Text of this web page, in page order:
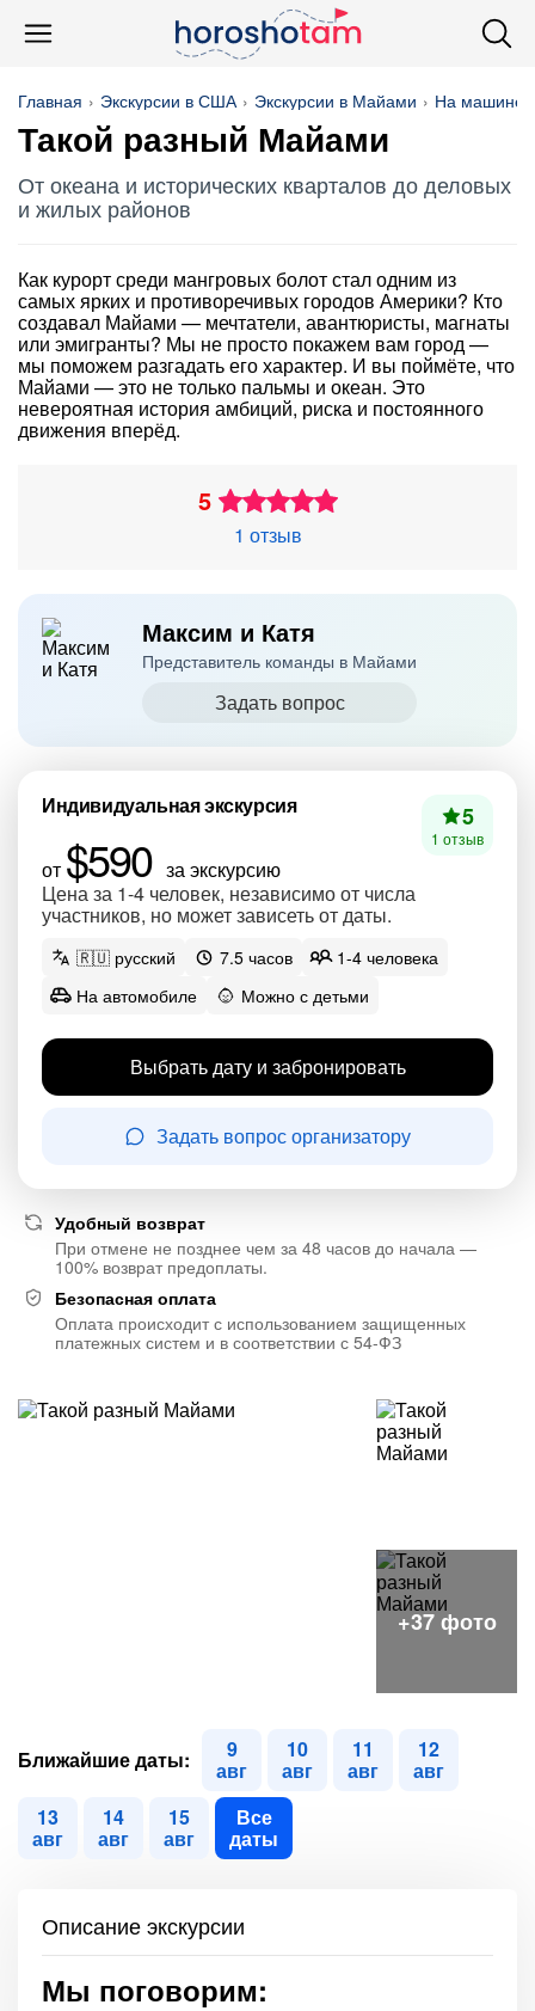
Главная Экскурсии в США Экскурсии в Майами На машине
Такой разный Майами
От океана и исторических кварталов до деловых
и жилых районов
Как курорт среди мангровых болот стал одним из
самых ярких и противоречивых городов Америки? Кто
создавал Майами — мечтатели, авантюристы, магнаты
или эмигранты? Мы не просто покажем вам город —
мы поможем разгадать его характер. И вы поймёте, что
Майами — это не только пальмы и океан. Это
невероятная история амбиций, риска и постоянного
движения вперёд.
5
1 отзыв
Максим и Катя
Представитель команды в Майами
Задать вопрос
Индивидуальная экскурсия
от $590 за экскурсию
Цена за 1-4 человек, независимо от числа
участников, но может зависеть от даты.
5
1 отзыв
🇷🇺 русский 7.5 часов
1-4 человека
На автомобиле
Можно с детьми
Выбрать дату и забронировать
Задать вопрос организатору
Удобный возврат
При отмене не позднее чем за 48 часов до начала —
100% возврат предоплаты.
Безопасная оплата
Оплата происходит с использованием защищенных
платежных систем и в соответствии с 54-ФЗ
Ближайшие даты: 9
авг
10
авг
11
авг
12
авг
13
авг
14
авг
15
авг
Все
даты
Описание экскурсии
Мы поговорим: